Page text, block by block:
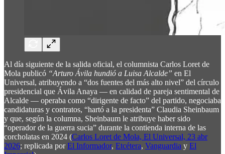
Al día siguiente de la salida oficial, el columnista Carlos Loret de
Mola publicó “Arturo Ávila hundió a Luisa Alcalde” en El
Universal, atribuyendo a “dos fuentes del más alto nivel” del círculo
presidencial que Ávila Anaya — en calidad de pareja sentimental de
Alcalde — operaba como “dirigente de facto” del partido, negociaba
candidaturas y contratos, “hartó a la presidenta” Claudia Sheinbaum
y que, según la columna, Sheinbaum le atribuye haber sido
“operador de la guerra sucia” durante la contienda interna de las
corcholatas en 2024 (Carlos Loret de Mola, El Universal, 23 abr
2026; replicada porEl Informador, Etcétera, Vanguardia y El